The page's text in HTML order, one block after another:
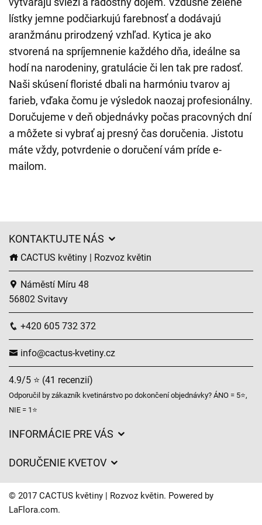
lístky jemne podčiarkujú farebnosť a dodávajú
aranžmánu prirodzený vzhľad. Kytica je ako
stvorená na spríjemnenie každého dňa, ideálne sa
hodí na narodeniny, gratulácie či len tak pre radosť.
Naši skúsení floristé dbali na harmóniu tvarov aj
farieb, vďaka čomu je výsledok naozaj profesionálny.
Doručujeme v deň objednávky počas pracovných dní
a môžete si vybrať aj presný čas doručenia. Jistotu
máte vždy, potvrdenie o doručení vám príde e-
mailom.
KONTAKTUJTE NÁS
CACTUS květiny | Rozvoz květin
Náměstí Míru 48
56802 Svitavy
+420 605 732 372
info@cactus-kvetiny.cz
4.9/5 ⭐ (41 recenzií)
Odporučil by zákazník kvetinárstvo po dokončení objednávky? ÁNO = 5⭐,
NIE = 1⭐
INFORMÁCIE PRE VÁS
Časy doručenia kvetov – prehľad možností
DORUČENIE KVETOV
Poplatky za doručenie
Kam doručujeme kvety
© 2017 CACTUS květiny | Rozvoz květin. Powered by
LaFlora.com.